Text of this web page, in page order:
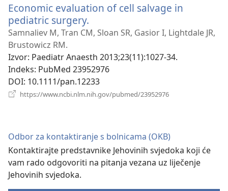
prozor)
Economic evaluation of cell salvage in
pediatric surgery.
se
prozor)
Samnaliev M, Tran CM, Sloan SR, Gasior I, Lightdale JR,
Brustowicz RM.
Izvor‎: Paediatr Anaesth 2013;23(11):1027-34.
Indeks‎: PubMed 23952976
DOI‎: 10.1111/pan.12233
https://www.ncbi.nlm.nih.gov/pubmed/23952976
Odbor za kontaktiranje s bolnicama (OKB)
Kontaktirajte predstavnike Jehovinih svjedoka koji će
vam rado odgovoriti na pitanja vezana uz liječenje
Jehovinih svjedoka.